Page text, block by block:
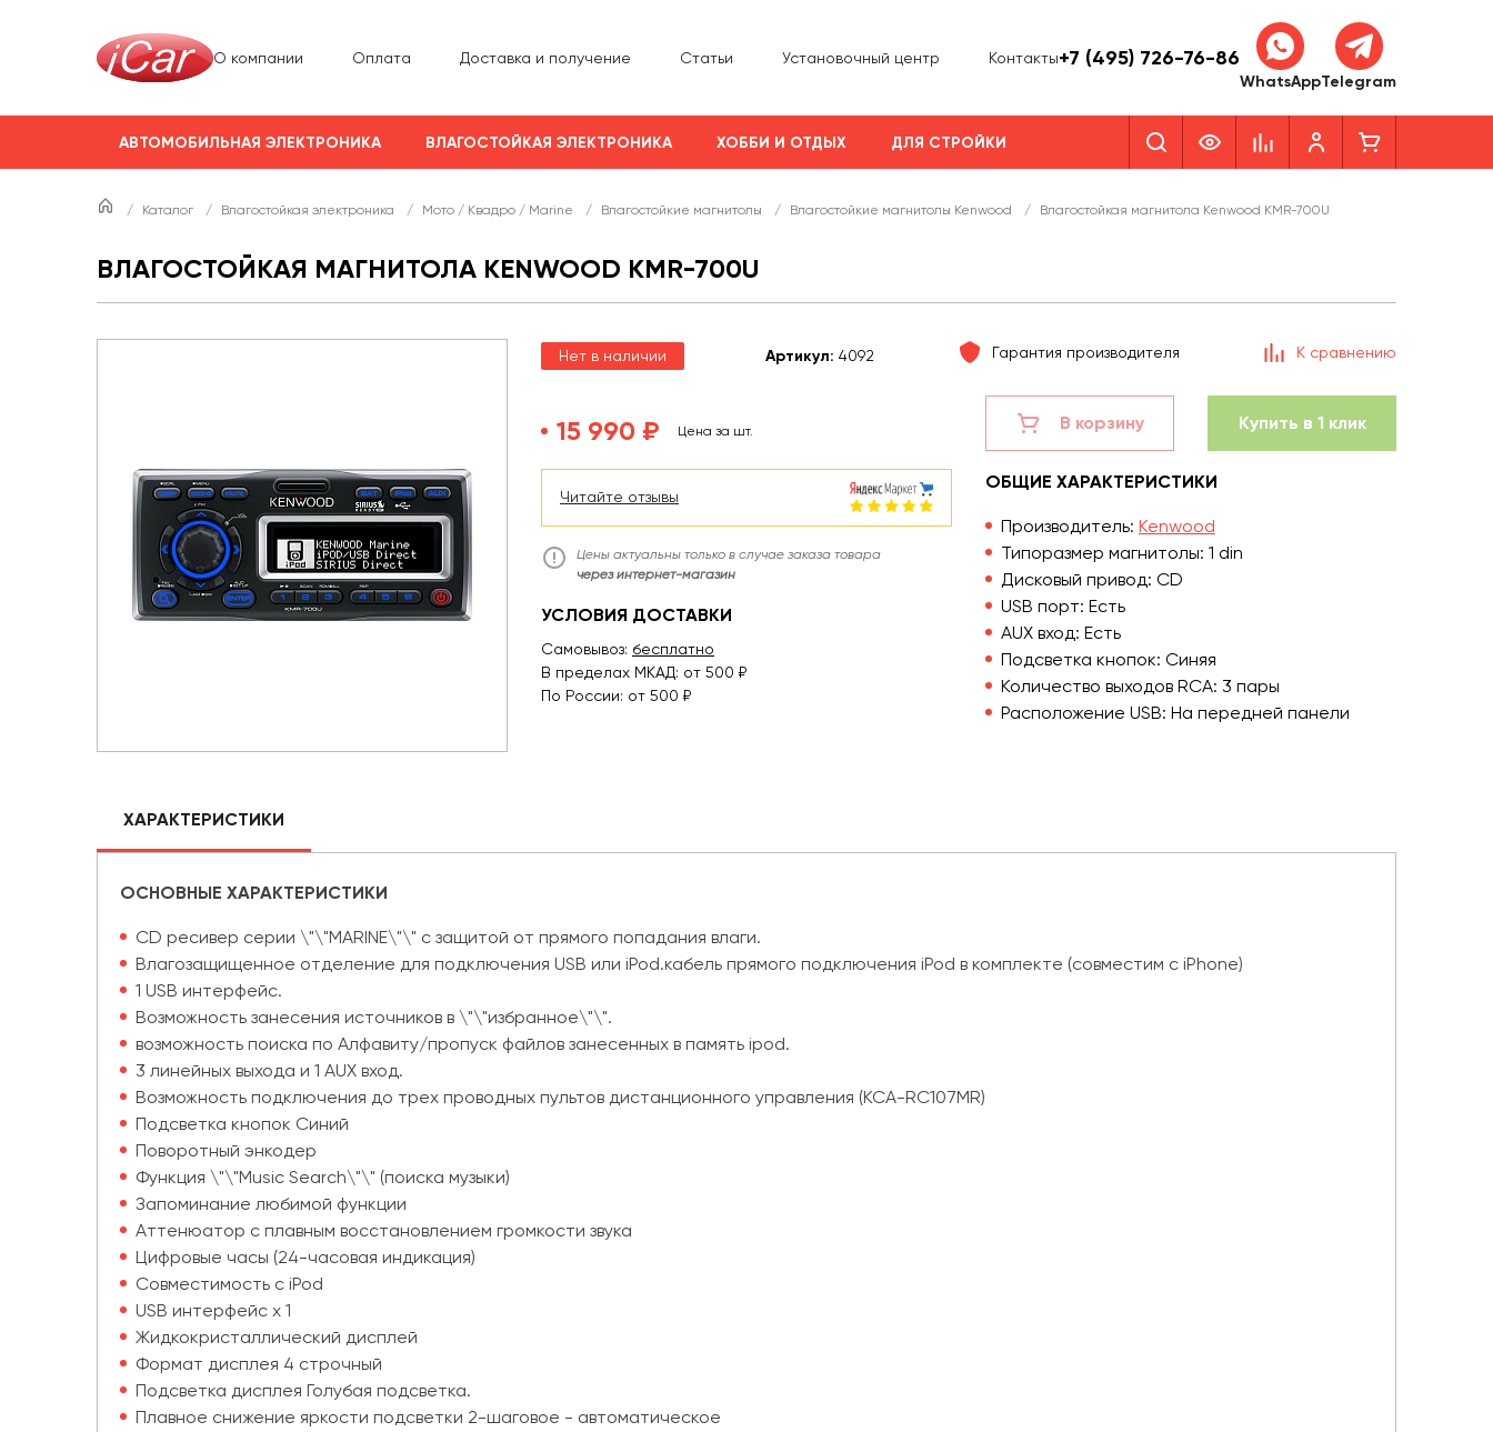
О компании Оплата Доставка и получение Статьи Установочный центр Контакты+7 (495) 726-76-86
WhatsAppTelegram
АВТОМОБИЛЬНАЯ ЭЛЕКТРОНИКА ВЛАГОСТОЙКАЯ ЭЛЕКТРОНИКА ХОББИ И ОТДЫХ ДЛЯ СТРОЙКИ
/ Каталог / Влагостойкая электроника / Мото / Квадро / Marine / Влагостойкие магнитолы / Влагостойкие магнитолы Kenwood / Влагостойкая магнитола Kenwood KMR-700U
ВЛАГОСТОЙКАЯ МАГНИТОЛА KENWOOD KMR-700U
Нет в наличии Артикул: 4092 Гарантия производителя К сравнению
15 990 ₽ Цена за шт.
Читайте отзывы
Цены актуальны только в случае заказа товара
через интернет-магазин
УСЛОВИЯ ДОСТАВКИ
Самовывоз: бесплатно
В пределах МКАД: от 500 ₽
По России: от 500 ₽
В корзину Купить в 1 клик
ОБЩИЕ ХАРАКТЕРИСТИКИ
Производитель: Kenwood
Типоразмер магнитолы: 1 din
Дисковый привод: CD
USB порт: Есть
AUX вход: Есть
Подсветка кнопок: Синяя
Количество выходов RCA: 3 пары
Расположение USB: На передней панели
ХАРАКТЕРИСТИКИ
ОСНОВНЫЕ ХАРАКТЕРИСТИКИ
CD ресивер серии \"\"MARINE\"\" с защитой от прямого попадания влаги.
Влагозащищенное отделение для подключения USB или iPod.кабель прямого подключения iPod в комплекте (совместим с iPhone)
1 USB интерфейс.
Возможность занесения источников в \"\"избранное\"\".
возможность поиска по Алфавиту/пропуск файлов занесенных в память ipod.
3 линейных выхода и 1 AUX вход.
Возможность подключения до трех проводных пультов дистанционного управления (KCA-RC107MR)
Подсветка кнопок Синий
Поворотный энкодер
Функция \"\"Music Search\"\" (поиска музыки)
Запоминание любимой функции
Аттенюатор с плавным восстановлением громкости звука
Цифровые часы (24-часовая индикация)
Совместимость с iPod
USB интерфейс x 1
Жидкокристаллический дисплей
Формат дисплея 4 строчный
Подсветка дисплея Голубая подсветка.
Плавное снижение яркости подсветки 2-шаговое - автоматическое